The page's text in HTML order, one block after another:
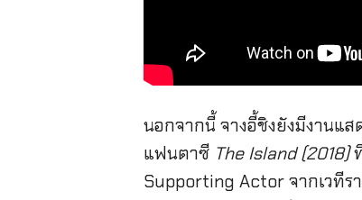
นอกจากนี้ จางอี้ชิงยังมีงานแ
แฟนตาซี The Island (2018)
Supporting Actor จากเวทีร